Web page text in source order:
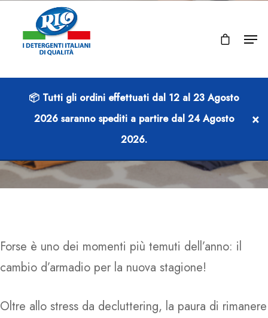
CONSIGLI PER IL CAMBIO STAGIONE
Forse è uno dei momenti più temuti dell’anno: il
cambio d’armadio per la nuova stagione!
Oltre allo stress da decluttering, la paura di rimanere
📦 Tutti gli ordini effettuati dal 12 al 23 Agosto
2026saranno spediti a partire dal 24 Agosto
2026.
×